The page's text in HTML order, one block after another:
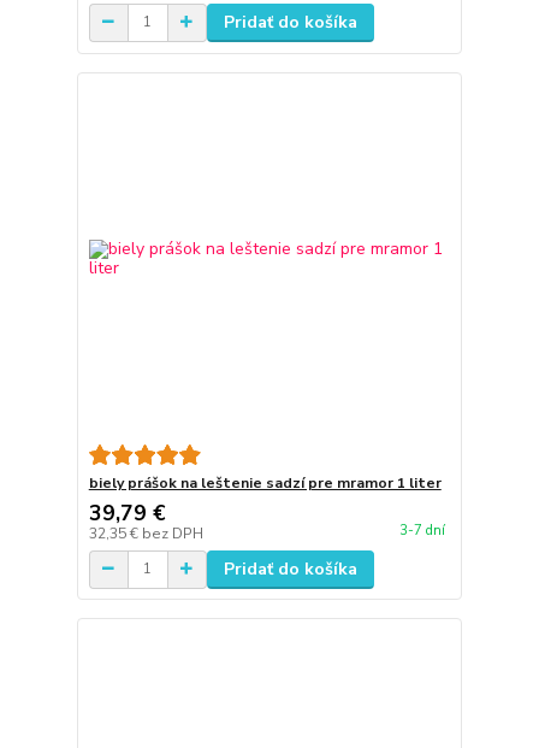
Pridať do košíka
biely prášok na leštenie sadzí pre mramor 1 liter
39,79 €
32,35 € bez DPH 3-7 dní
Pridať do košíka